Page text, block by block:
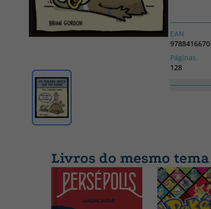
EAN
Páginas
128
Livros do mesmo tema